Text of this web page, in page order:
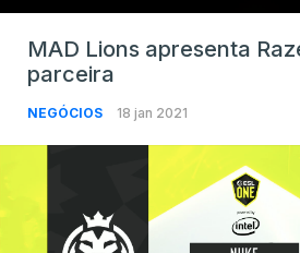
MAD Lions apresenta
parceira
NEGÓCIOS 18 jan 2021